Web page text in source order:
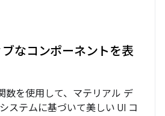
なコンポーネントを表
数を使用して、マテリアル デ
ステムに基づいて美しい UI コ